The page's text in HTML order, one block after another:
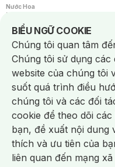
Nước Hoa
Nước Hoa Nữ
Chăm Sóc Cá Nhân
Chống Muỗi /Khẩu Trang /Máy
Sản Phẩm Chăm Sóc Khác /Bàn
Hỗ Trợ Trắng Răng/Kem Đánh Răng /
Tăm / Chỉ Nha Khoa/ Xịt Thơm Miệng
Khăn Ướt Vệ Sinh Vùng Kín/Băng
Máy Cạo Râu
Vấn Đề Về Da
Da Dầu / Lỗ Chân Lông To/ Da Khô /
Da Nhạy Cảm / Kích Ứng
Da Xỉn Màu
Quầng Thâm & Bọng Mắt /Sẹo /Viêm
Dụng Cụ / Phụ Kiện Chăm Sóc Da
Bông Tẩy Trang
Khăn Lau Mặt Khô
Dụng Cụ Chăm Sóc Khác
BIỂU NGỮ COOKIE
Notice about cookies usage
Chúng tôi quan tâm
Chúng tôi sử dụng
website của chúng tôi
suốt quá trình điều
chúng tôi và các đối
cookie để theo dõi
bạn, đề xuất nội dung
thích và ưu tiên của
liên quan đến mạng